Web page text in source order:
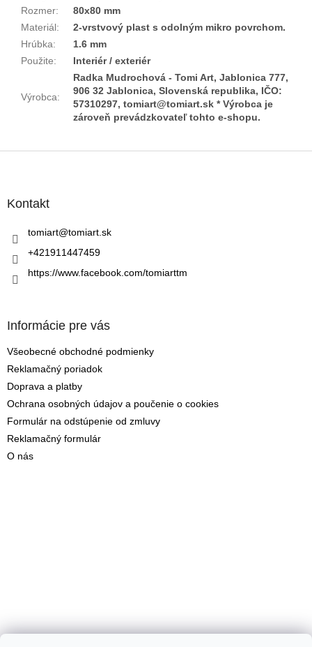
Rozmer:
80x80 mm
Materiál:
2-vrstvový plast s odolným mikro povrchom.
Hrúbka:
1.6 mm
Použite: Interiér / exteriér
Výrobca:
Radka Mudrochová - Tomi Art, Jablonica 777,
906 32 Jablonica, Slovenská republika, IČO:
57310297, tomiart@tomiart.sk * Výrobca je
zároveň prevádzkovateľ tohto e-shopu.
Kontakt
tomiart@tomiart.sk
+421911447459
https://www.facebook.com/tomiarttm
Informácie pre vás
Všeobecné obchodné podmienky
Reklamačný poriadok
Doprava a platby
Ochrana osobných údajov a poučenie o cookies
Formulár na odstúpenie od zmluvy
Reklamačný formulár
O nás